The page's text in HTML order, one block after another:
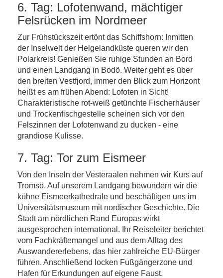
6. Tag: Lofotenwand, mächtiger
Felsrücken im Nordmeer
Zur Frühstückszeit ertönt das Schiffshorn: Inmitten
der Inselwelt der Helgelandküste queren wir den
Polarkreis! Genießen Sie ruhige Stunden an Bord
und einen Landgang in Bodö. Weiter geht es über
den breiten Vestfjord, immer den Blick zum Horizont
heißt es am frühen Abend: Lofoten in Sicht!
Charakteristische rot-weiß getünchte Fischerhäuser
und Trockenfischgestelle scheinen sich vor den
Felszinnen der Lofotenwand zu ducken - eine
grandiose Kulisse.
7. Tag: Tor zum Eismeer
Von den Inseln der Vesteraalen nehmen wir Kurs auf
Tromsö. Auf unserem Landgang bewundern wir die
kühne Eismeerkathedrale und beschäftigen uns im
Universitätsmuseum mit nordischer Geschichte. Die
Stadt am nördlichen Rand Europas wirkt
ausgesprochen international. Ihr Reiseleiter berichtet
vom Fachkräftemangel und aus dem Alltag des
Auswandererlebens, das hier zahlreiche EU-Bürger
führen. Anschließend locken Fußgängerzone und
Hafen für Erkundungen auf eigene Faust.